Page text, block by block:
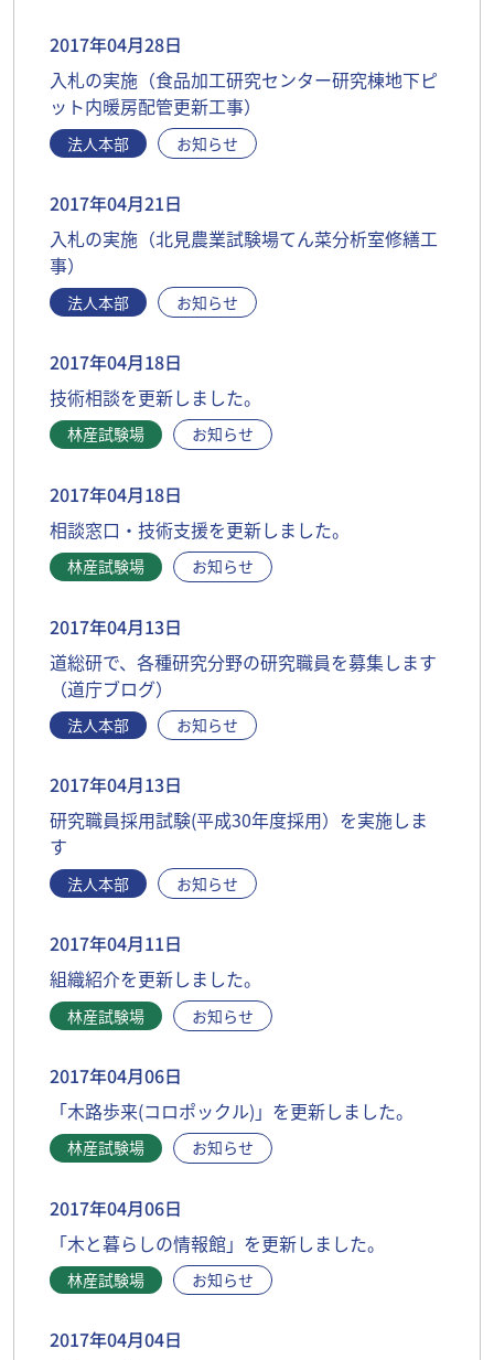
2017年04月28日
入札の実施（食品加工研究センター研究棟地下ピ
ット内暖房配管更新工事）
法人本部 お知らせ
2017年04月21日
入札の実施（北見農業試験場てん菜分析室修繕工
事）
法人本部 お知らせ
2017年04月18日
技術相談を更新しました。
林産試験場 お知らせ
2017年04月18日
相談窓口・技術支援を更新しました。
林産試験場 お知らせ
2017年04月13日
道総研で、各種研究分野の研究職員を募集します
（道庁ブログ）
法人本部 お知らせ
2017年04月13日
研究職員採用試験(平成30年度採用）を実施しま
す
法人本部 お知らせ
2017年04月11日
組織紹介を更新しました。
林産試験場 お知らせ
2017年04月06日
「木路歩来(コロポックル)」を更新しました。
林産試験場 お知らせ
2017年04月06日
「木と暮らしの情報館」を更新しました。
林産試験場 お知らせ
2017年04月04日